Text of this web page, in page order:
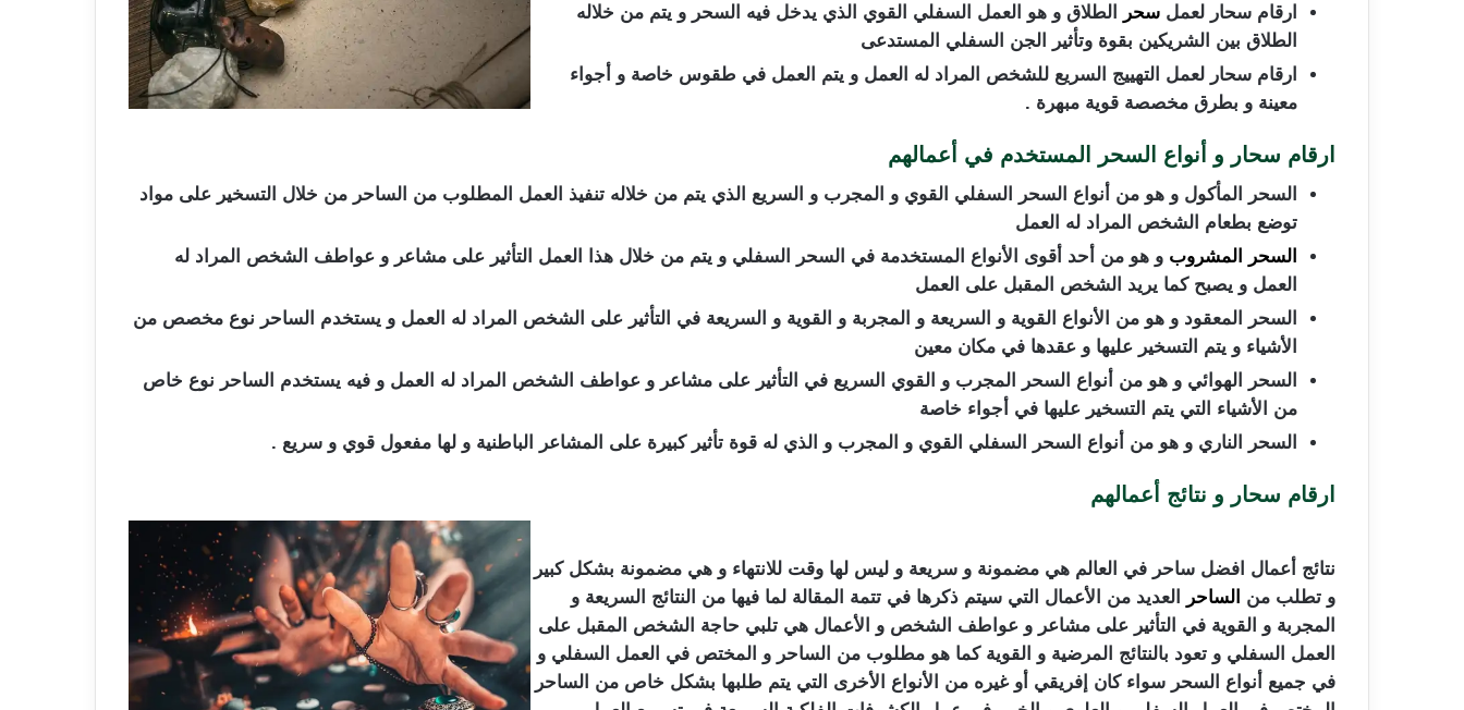
ارقام سحار لعمل سحر
الطلاق و هو العمل السفلي القوي الذي يدخل فيه السحر و يتم من خلاله
الطلاق بين الشريكين بقوة وتأثير الجن السفلي المستدعى
ارقام سحار لعمل التهييج السريع للشخص المراد له العمل و يتم العمل في طقوس خاصة و أجواء
معينة و بطرق مخصصة قوية مبهرة .
ارقام سحار و أنواع السحر المستخدم في أعمالهم
السحر المأكول و هو من أنواع السحر السفلي القوي و المجرب و السريع الذي يتم من خلاله تنفيذ العمل المطلوب من الساحر من خلال التسخير على مواد
توضع بطعام الشخص المراد له العمل
السحر المشروب و هو من أحد أقوى الأنواع المستخدمة في السحر السفلي و يتم من خلال هذا العمل التأثير على مشاعر و عواطف الشخص المراد له
العمل و يصبح كما يريد الشخص المقبل على العمل
السحر المعقود و هو من الأنواع القوية و السريعة و المجربة و القوية و السريعة في التأثير على الشخص المراد له العمل و يستخدم الساحر نوع مخصص من
الأشياء و يتم التسخير عليها و عقدها في مكان معين
السحر الهوائي و هو من أنواع السحر المجرب و القوي السريع في التأثير على مشاعر و عواطف الشخص المراد له العمل و فيه يستخدم الساحر نوع خاص
من الأشياء التي يتم التسخير عليها في أجواء خاصة
السحر الناري و هو من أنواع السحر السفلي القوي و المجرب و الذي له قوة تأثير كبيرة على المشاعر الباطنية و لها مفعول قوي و سريع .
ارقام سحار و نتائج أعمالهم
نتائج أعمال افضل ساحر في العالم هي مضمونة و سريعة و ليس لها وقت للانتهاء و هي مضمونة بشكل كبير
و تطلب من الساحر
العديد من الأعمال التي سيتم ذكرها في تتمة المقالة لما فيها من النتائج السريعة و
المجربة و القوية في التأثير على مشاعر و عواطف الشخص و الأعمال هي تلبي حاجة الشخص المقبل على
العمل السفلي و تعود بالنتائج المرضية و القوية كما هو مطلوب من الساحر و المختص في العمل السفلي و
في جميع أنواع السحر سواء كان إفريقي أو غيره من الأنواع الأخرى التي يتم طلبها بشكل خاص من الساحر